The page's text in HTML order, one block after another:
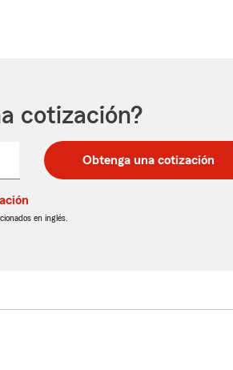
cotización?
Obtenga una cotización
en inglés.